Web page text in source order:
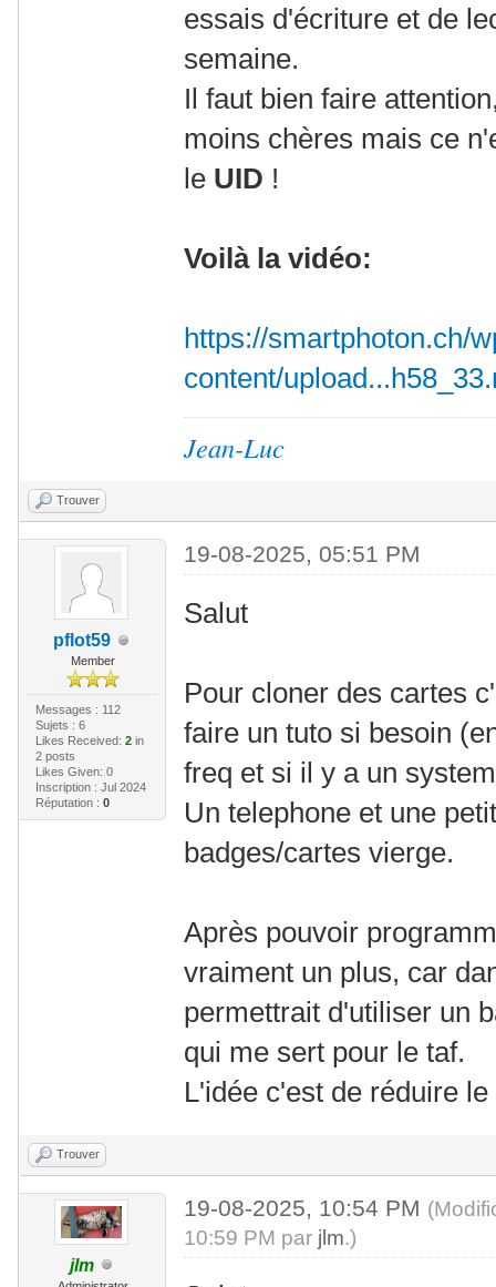
essais d'écriture et de
semaine.
Il faut bien faire
moins chères mais ce
le UID !
Voilà la vidéo:
https://smartphoton.ch/
content/
Jean-Luc
Trouver
pflot59
Member
Messages : 112
Sujets : 6
Likes Received: 2in
2 posts
Likes Given: 0
Inscription : Jul 2024
Réputation : 0
19-08-2025, 05:51 PM
Salut
Pour cloner des cartes
faire un tuto si besoin
freq et si il y a un
Un telephone et une
badges/cartes vierge.
Après pouvoir
vraiment un plus, car
permettrait d'utiliser un
qui me sert pour le taf.
L'idée c'est de réduire
Trouver
jlm
19-08-2025, 10:54 PM
10:59 PM par jlm.)